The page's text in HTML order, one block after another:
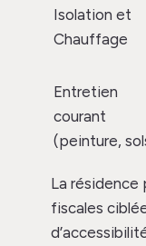
Isolation et
Chauffage
Entretien
courant
(peinture,
La résidence
fiscales